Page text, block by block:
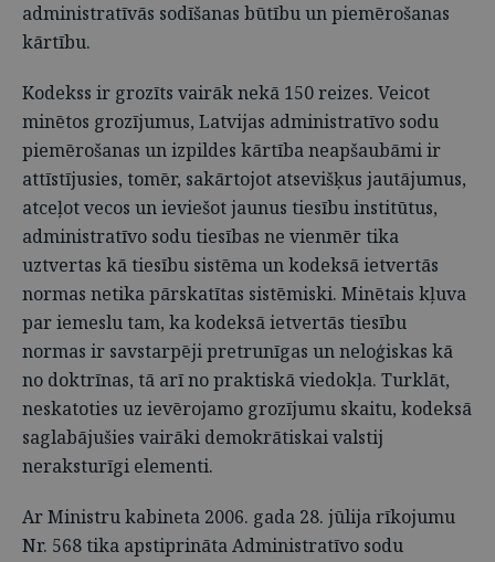
administratīvās sodīšanas būtību un piemērošanas
kārtību.
Kodekss ir grozīts vairāk nekā 150 reizes. Veicot
minētos grozījumus, Latvijas administratīvo sodu
piemērošanas un izpildes kārtība neapšaubāmi ir
attīstījusies, tomēr, sakārtojot atsevišķus jautājumus,
atceļot vecos un ieviešot jaunus tiesību institūtus,
administratīvo sodu tiesības ne vienmēr tika
uztvertas kā tiesību sistēma un kodeksā ietvertās
normas netika pārskatītas sistēmiski. Minētais kļuva
par iemeslu tam, ka kodeksā ietvertās tiesību
normas ir savstarpēji pretrunīgas un neloģiskas kā
no doktrīnas, tā arī no praktiskā viedokļa. Turklāt,
neskatoties uz ievērojamo grozījumu skaitu, kodeksā
saglabājušies vairāki demokrātiskai valstij
neraksturīgi elementi.
Ar Ministru kabineta 2006. gada 28. jūlija rīkojumu
Nr. 568 tika apstiprināta Administratīvo sodu